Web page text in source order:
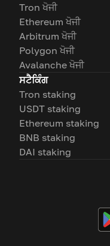
Tron ਖੋਜੀ
Ethereum ਖੋਜੀ
Arbitrum ਖੋਜੀ
Polygon ਖੋਜੀ
Avalanche ਖੋਜੀ
ਸਟੈਕਿੰਗ
Tron staking
USDT staking
Ethereum staking
BNB staking
DAI staking